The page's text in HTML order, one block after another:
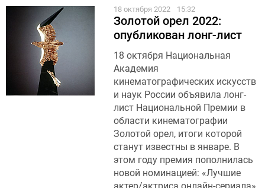
18 октября 2022 15:32
Золотой орел 2022:
опубликован лонг-лист
18 октября Национальная
Академия
кинематографических искусств
и наук России объявила лонг-
лист Национальной Премии в
области кинематографии
Золотой орел, итоги которой
станут известны в январе. В
этом году премия пополнилась
новой номинацией: «Лучшие
актер/актриса онлайн-сериала».